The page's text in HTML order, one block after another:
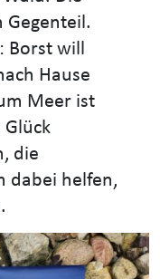
Borst will
Hause
Meer ist
die
dabei helfen,